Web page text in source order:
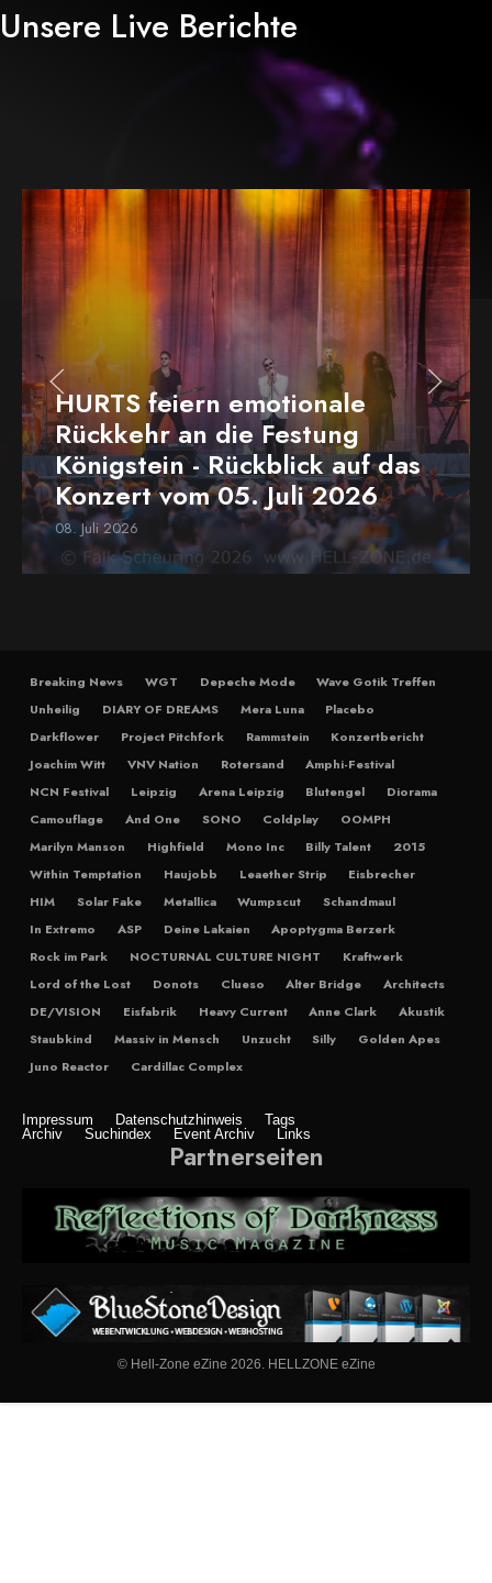
Unsere Live Berichte
HURTS feiern emotionale
Rückkehr an die Festung
Königstein - Rückblick auf das
Konzert vom 05. Juli 2026
08. Juli 2026
Breaking News WGT Depeche Mode
Wave Gotik Treffen
Unheilig
DIARY OF DREAMS Mera Luna
Placebo
Darkflower
Project Pitchfork Rammstein
Konzertbericht
Joachim Witt
VNV Nation Rotersand
Amphi-Festival
NCN Festival
Leipzig Arena Leipzig Blutengel
Diorama
Camouflage
And One SONO Coldplay
OOMPH
Marilyn Manson
Highfield Mono Inc Billy Talent
2015
Within Temptation
Haujobb Leaether Strip
Eisbrecher
HIM
Solar Fake Metallica Wumpscut
Schandmaul
In Extremo
ASP Deine Lakaien
Apoptygma Berzerk
Rock im Park
NOCTURNAL CULTURE NIGHT
Kraftwerk
Lord of the Lost
Donots Clueso Alter Bridge
Architects
DE/VISION
Eisfabrik Heavy Current Anne Clark
Akustik
Staubkind
Massiv in Mensch Unzucht Silly
Golden Apes
Juno Reactor
Cardillac Complex
Impressum Datenschutzhinweis
Tags
Archiv
Suchindex Event Archiv Links
Partnerseiten
© Hell-Zone eZine 2026. HELLZONE eZine